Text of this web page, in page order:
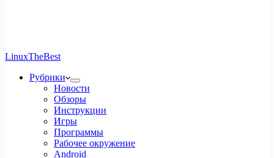
LinuxTheBest
Рубрики
Новости
Обзоры
Инструкции
Игры
Программы
Рабочее окружение
Android